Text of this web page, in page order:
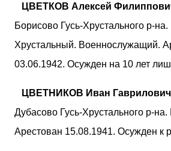
ЦВЕТКОВ Алексей
Борисово Гусь-Хрустального р-
Хрустальный. Военнослужащий.
03.06.1942. Осужден на 10 лет
ЦВЕТНИКОВ Иван Гаврилович
Дубасово Гусь-Хрустального р-
Арестован 15.08.1941. Осужден к